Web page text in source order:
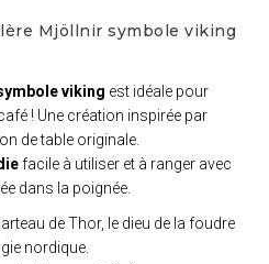
Mjöllnir symbole viking
viking est idéale pour
! Une création inspirée par
de table originale.
facile à utiliser et à ranger avec
dans la poignée.
de Thor, le dieu de la foudre
nordique.